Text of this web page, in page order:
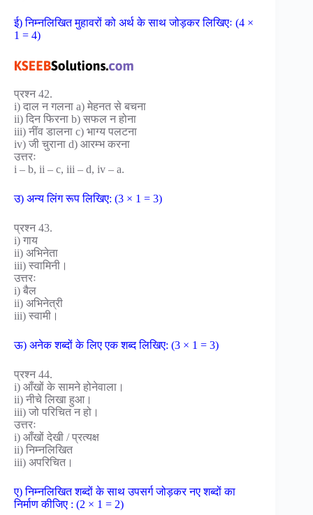
ई) निम्नलिखित मुहावरों को अर्थ के साथ जोड़कर लिखिएः (4 ×
1 = 4)
प्रश्न 42.
i) दाल न गलना a) मेहनत से बचना
ii) दिन फिरना b) सफल न होना
iii) नींव डालना c) भाग्य पलटना
iv) जी चुराना d) आरम्भ करना
उत्तरः
i – b, ii – c, iii – d, iv – a.
उ) अन्य लिंग रूप लिखिए: (3 × 1 = 3)
प्रश्न 43.
i) गाय
ii) अभिनेता
iii) स्वामिनी।
उत्तरः
i) बैल
ii) अभिनेत्री
iii) स्वामी।
ऊ) अनेक शब्दों के लिए एक शब्द लिखिए: (3 × 1 = 3)
प्रश्न 44.
i) आँखों के सामने होनेवाला।
ii) नीचे लिखा हुआ।
iii) जो परिचित न हो।
उत्तरः
i) आँखों देखी / प्रत्यक्ष
ii) निम्नलिखित
iii) अपरिचित।
ए) निम्नलिखित शब्दों के साथ उपसर्ग जोड़कर नए शब्दों का
निर्माण कीजिए : (2 × 1 = 2)